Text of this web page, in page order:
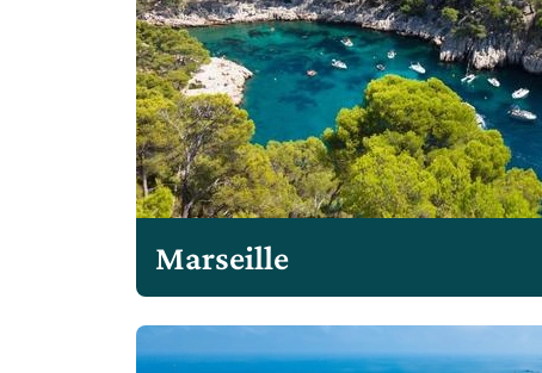
Marseille